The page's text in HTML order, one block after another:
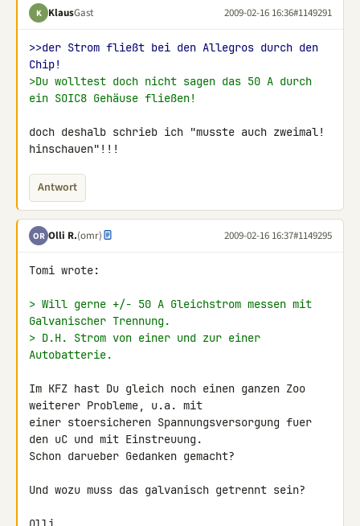
K KlausGast 2009-02-16 16:36#1149291
>>der Strom fließt bei den Allegros durch den
Chip!
>Du wolltest doch nicht sagen das 50 A durch
ein SOIC8 Gehäuse fließen!
doch deshalb schrieb ich "musste auch zweimal!
hinschauen"!!!
Antwort
OR Olli R.(omr) 2009-02-16 16:37#1149295
Tomi wrote:
> Will gerne +/- 50 A Gleichstrom messen mit
Galvanischer Trennung.
> D.H. Strom von einer und zur einer
Autobatterie.
Im KFZ hast Du gleich noch einen ganzen Zoo
weiterer Probleme, u.a. mit
einer stoersicheren Spannungsversorgung fuer
den uC und mit Einstreuung.
Schon darueber Gedanken gemacht?
Und wozu muss das galvanisch getrennt sein?